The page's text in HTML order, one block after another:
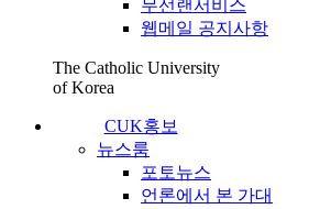
무선랜서비스
웹메일 공지사항
The Catholic University
of Korea
CUK홍보
뉴스룸
포토뉴스
언론에서 본 가대